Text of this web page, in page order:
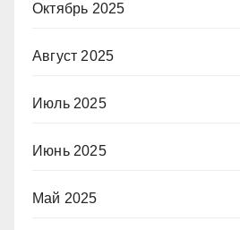
Октябрь 2025
Август 2025
Июль 2025
Июнь 2025
Май 2025